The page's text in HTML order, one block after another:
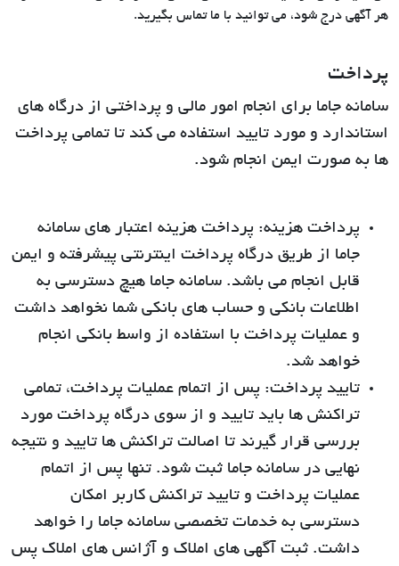
هر آگهی درج شود، می توانید با ما تماس بگیرید.
پرداخت
سامانه جاما برای انجام امور مالی و پرداختی از درگاه های
استاندارد و مورد تایید استفاده می کند تا تمامی پرداخت
ها به صورت ایمن انجام شود.
پرداخت هزینه: پرداخت هزینه اعتبار های سامانه
جاما از طریق درگاه پرداخت اینترنتی پیشرفته و ایمن
قابل انجام می باشد. سامانه جاما هیچ دسترسی به
اطلاعات بانکی و حساب های بانکی شما نخواهد داشت
و عملیات پرداخت با استفاده از واسط بانکی انجام
خواهد شد.
تایید پرداخت: پس از اتمام عملیات پرداخت، تمامی
تراکنش ها باید تایید و از سوی درگاه پرداخت مورد
بررسی قرار گیرند تا اصالت تراکنش ها تایید و نتیجه
نهایی در سامانه جاما ثبت شود. تنها پس از اتمام
عملیات پرداخت و تایید تراکنش کاربر امکان
دسترسی به خدمات تخصصی سامانه جاما را خواهد
داشت. ثبت آگهی های املاک و آژانس های املاک پس